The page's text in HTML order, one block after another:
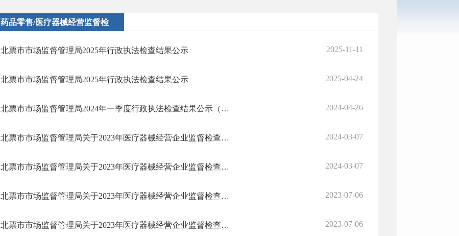
药品零售/医疗器械经营监督检
北票市市场监督管理局2025年行政执法检查结果公示 2025-11-11
北票市市场监督管理局2025年行政执法检查结果公示 2025-04-24
北票市市场监督管理局2024年一季度行政执法检查结果公示（药品股） 2024-04-26
北票市市场监督管理局关于2023年医疗器械经营企业监督检查的通告（四） 2024-03-07
北票市市场监督管理局关于2023年医疗器械经营企业监督检查的通告（三） 2024-03-07
北票市市场监督管理局关于2023年医疗器械经营企业监督检查的通告（二） 2023-07-06
北票市市场监督管理局关于2023年医疗器械经营企业监督检查的通告（一） 2023-07-06